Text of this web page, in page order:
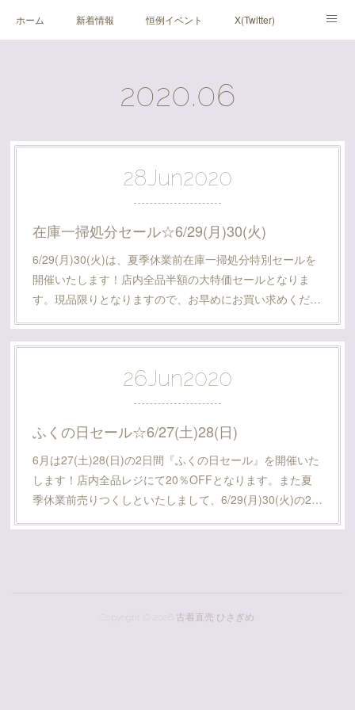
ホーム 新着情報 恒例イベント X(Twitter)
2020.06
28Jun2020
在庫一掃処分セール☆6/29(月)30(火)
6/29(月)30(火)は、夏季休業前在庫一掃処分特別セールを
開催いたします！店内全品半額の大特価セールとなりま
す。現品限りとなりますので、お早めにお買い求めくだ…
26Jun2020
ふくの日セール☆6/27(土)28(日)
6月は27(土)28(日)の2日間『ふくの日セール』を開催いた
します！店内全品レジにて20％OFFとなります。また夏
季休業前売りつくしといたしまして、6/29(月)30(火)の2…
Copyright © 古着直売 ひさぎめ